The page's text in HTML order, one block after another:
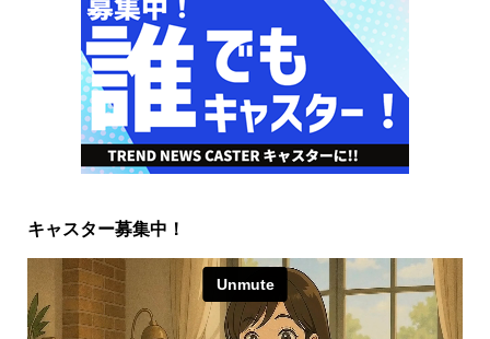
キャスター募集中！